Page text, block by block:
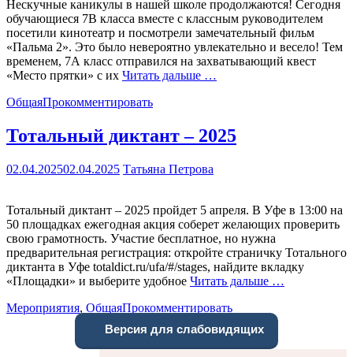
Нескучные каникулы в нашей школе продолжаются! Сегодня
обучающиеся 7В класса вместе с классным руководителем
посетили кинотеатр и посмотрели замечательный фильм
«Пальма 2». Это было невероятно увлекательно и весело! Тем
временем, 7А класс отправился на захватывающий квест
«Место прятки» с их Читать дальше …
ОбщаяПрокомментировать
Тотальный диктант – 2025
02.04.202502.04.2025 Татьяна Петрова
Тотальный диктант – 2025 пройдет 5 апреля. В Уфе в 13:00 на
50 площадках ежегодная акция соберет желающих проверить
свою грамотность. Участие бесплатное, но нужна
предварительная регистрация: откройте страничку Тотального
диктанта в Уфе totaldict.ru/ufa/#/stages, найдите вкладку
«Площадки» и выберите удобное Читать дальше …
Мероприятия, ОбщаяПрокомментировать
Версия для слабовидящих